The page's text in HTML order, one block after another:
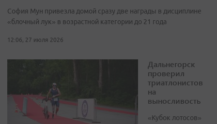
София Мун привезла домой сразу две награды в дисциплине
«блочный лук» в возрастной категории до 21 года
12:06, 27 июля 2026
Дальнегорск
проверил
триатлонистов
на
выносливость
«Кубок лотосов»